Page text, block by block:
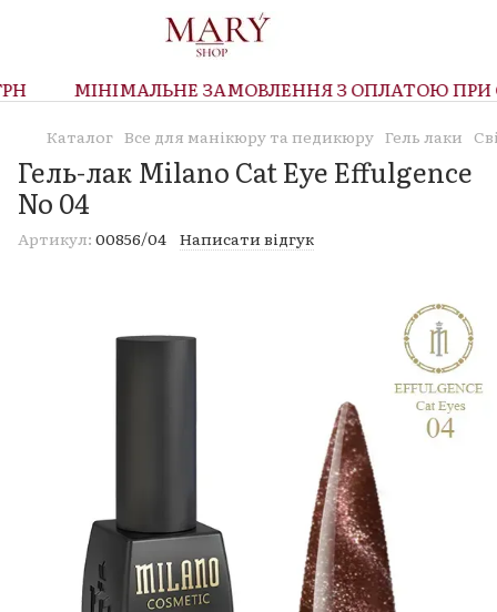
МІНІМАЛЬНЕ ЗАМОВЛЕННЯ З ОПЛАТОЮ ПРИ
Каталог Все для манікюру та педикюру Гель лаки
Гель-лак Milano Cat Eye Effulgence
No 04
Артикул: 00856/04 Написати відгук